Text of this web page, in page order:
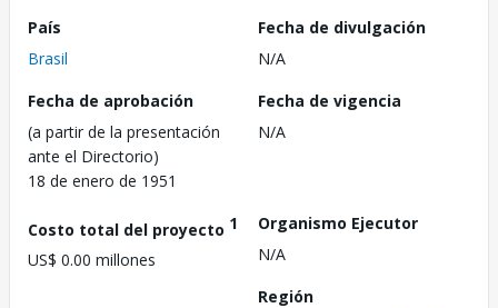
País
Brasil
Fecha de divulgación
N/A
Fecha de aprobación
(a partir de la presentación
ante el Directorio)
18 de enero de 1951
Fecha de vigencia
N/A
Costo total del proyecto 1
US$ 0.00 millones
Organismo Ejecutor
N/A
Región